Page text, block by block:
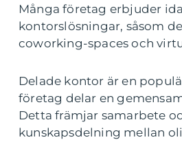
Många företag erbjuder
kontorslösningar, såsom
coworking-spaces och
Delade kontor är en
företag delar en
Detta främjar samarbete
kunskapsdelning mellan